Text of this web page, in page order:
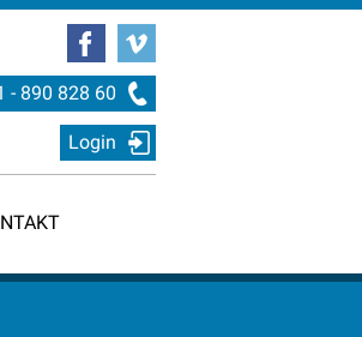
- 890 828 60
Login